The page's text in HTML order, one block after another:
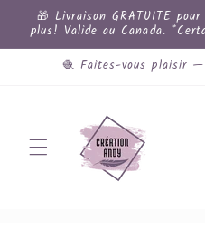
et
passer
au
contenu
🎁 Livraison GRATUITE
plus! Valide au Canada.
🧶 Faites-vous plaisir